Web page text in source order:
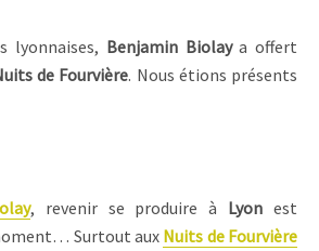
lyonnaises, Benjamin Biolaya offert
de Fourvière. Nous étions présents
, revenir se produire à Lyon est
Surtout aux Nuits de Fourvière